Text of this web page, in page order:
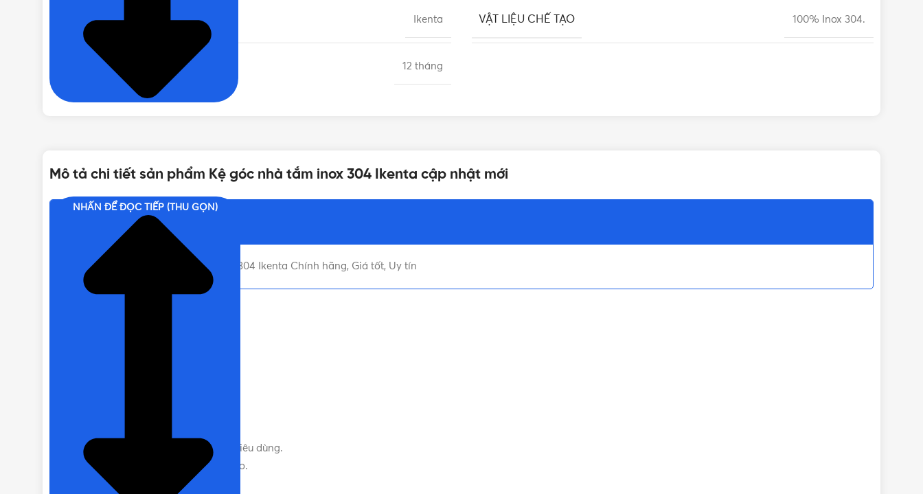
THƯƠNG HIỆU Ikenta VẬT LIỆU CHẾ TẠO 100% Inox 304.
BẢO HÀNH 12 tháng
Mô tả chi tiết sản phẩm Kệ góc nhà tắm inox 304 Ikenta cập nhật mới
Nội dung chính
Liên hệ mua Kệ góc nhà tắm inox 304 Ikenta Chính hãng, Giá tốt, Uy tín
Giá thành hợp lý phù hợp với người tiêu dùng.
Sản phẩm dễ sử dụng,độ tiện nghi cao.
Bảo hành vĩnh viễn.
NHẤN ĐỂ ĐỌC TIẾP (THU GỌN)